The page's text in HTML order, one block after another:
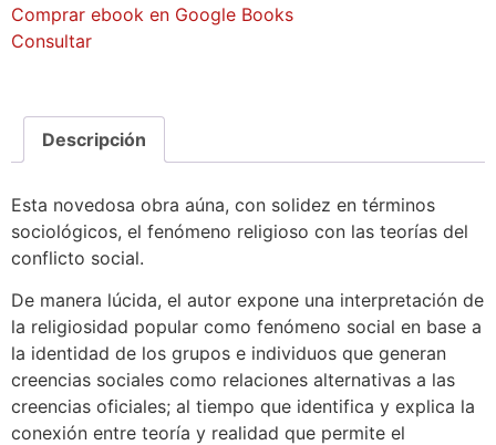
Comprar ebook en Google Books
Consultar
Descripción
Esta novedosa obra aúna, con solidez en términos
sociológicos, el fenómeno religioso con las teorías del
conflicto social.
De manera lúcida, el autor expone una interpretación de
la religiosidad popular como fenómeno social en base a
la identidad de los grupos e individuos que generan
creencias sociales como relaciones alternativas a las
creencias oficiales; al tiempo que identifica y explica la
conexión entre teoría y realidad que permite el